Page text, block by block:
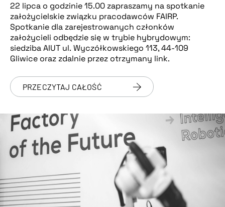
22 lipca o godzinie 15.00 zapraszamy na spotkanie
założycielskie związku pracodawców FAIRP.
Spotkanie dla zarejestrowanych członków
założycieli odbędzie się w trybie hybrydowym:
siedziba AIUT ul. Wyczółkowskiego 113, 44-109
Gliwice oraz zdalnie przez otrzymany link.
PRZECZYTAJ CAŁOŚĆ